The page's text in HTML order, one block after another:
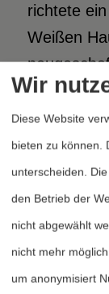
richtete
Weißen
Security«
allerdings
der
(PDD-63),
vorher
im Weißen
Wir
Diese Website
bieten zu können.
unterscheiden.
den Betrieb der
nicht abgewählt
nicht mehr
um anonymisiert